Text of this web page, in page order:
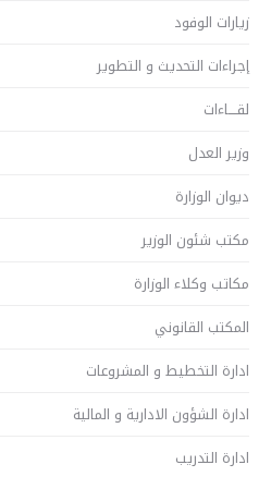
زيارات الوفود
إجراءات التحديث و التطوير
لقــــاءات
وزير العدل
ديوان الوزارة
مكتب شئون الوزير
مكاتب وكلاء الوزارة
المكتب القانوني
ادارة التخطيط و المشروعات
ادارة الشؤون الادارية و المالية
ادارة التدريب